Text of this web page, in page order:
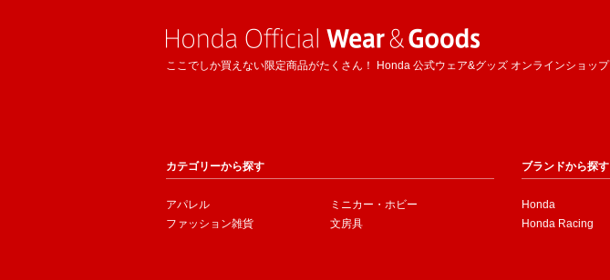
ここでしか買えない限定商品がたくさん！ Honda 公式ウェア&グッズ オンラインショップ
カテゴリーから探す
アパレル
ファッション雑貨
ミニカー・ホビー
文房具
ブランドから探す
Honda
Honda Racing